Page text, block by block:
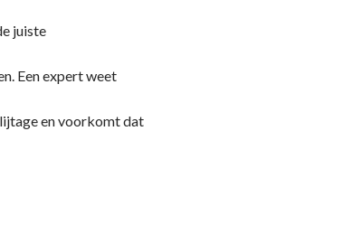
juiste
Een expert weet
en voorkomt dat